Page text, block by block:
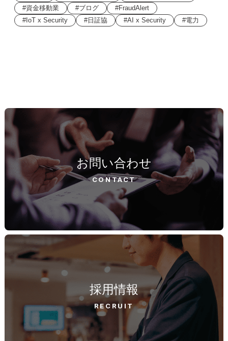
資金移動業
ブログ
FraudAlert
IoT x Security
日証協 AI x Security 電力
お問い合わせ
CONTACT
採用情報
RECRUIT